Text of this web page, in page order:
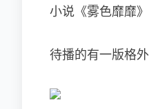
小说《雾色靡靡
待播的有一版格